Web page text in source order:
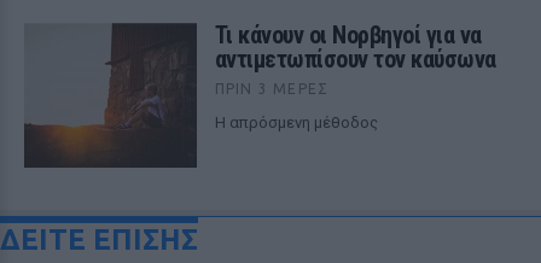
Τι κάνουν οι Νορβηγοί για να
αντιμετωπίσουν τον καύσωνα
ΠΡΙΝ 3 ΜΈΡΕΣ
Η απρόσμενη μέθοδος
ΔΕΙΤΕ ΕΠΙΣΗΣ